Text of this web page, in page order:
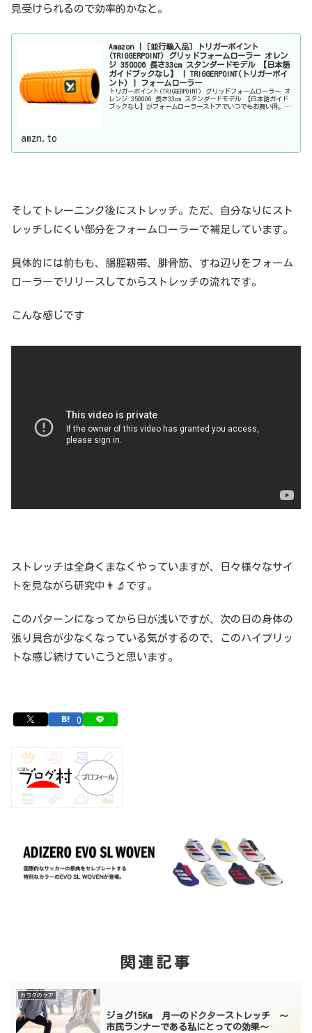
見受けられるので効率的かなと。
Amazon | [並行輸入品] トリガーポイント
(TRIGGERPOINT) グリッドフォームローラー オレン
ジ 350006 長さ33cm スタンダードモデル 【日本語
ガイドブックなし】 | TRIGGERPOINT(トリガーポイ
ント) | フォームローラー
トリガーポイント(TRIGGERPOINT) グリッドフォームローラー オ
レンジ 350006 長さ33cm スタンダードモデル 【日本語ガイド
ブックなし】がフォームローラーストアでいつでもお買い得。当
amzn.to
そしてトレーニング後にストレッチ。ただ、自分なりにスト
レッチしにくい部分をフォームローラーで補足しています。
具体的には前もも、腸脛靭帯、腓骨筋、すね辺りをフォーム
ローラーでリリースしてからストレッチの流れです。
こんな感じです
ストレッチは全身くまなくやっていますが、日々様々なサイ
トを見ながら研究中👨‍🔬です。
このパターンになってから日が浅いですが、次の日の身体の
張り具合が少なくなっている気がするので、このハイブリッ
トな感じ続けていこうと思います。
0
関連記事
カラダのケア
ジョグ15Km 月一のドクターストレッチ 〜
市民ランナーである私にとっての効果〜